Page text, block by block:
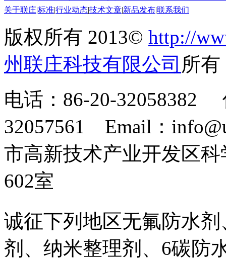
关于联庄标准行业动态技术文章 新品发布联系我们
版权所有 2013© http://
州联庄科技有限公司 所
电话：86-20-32058382
32057561 Email：
市高新技术产业开发区
602室
诚征下列地区无氟防水
剂、纳米整理剂、6碳防